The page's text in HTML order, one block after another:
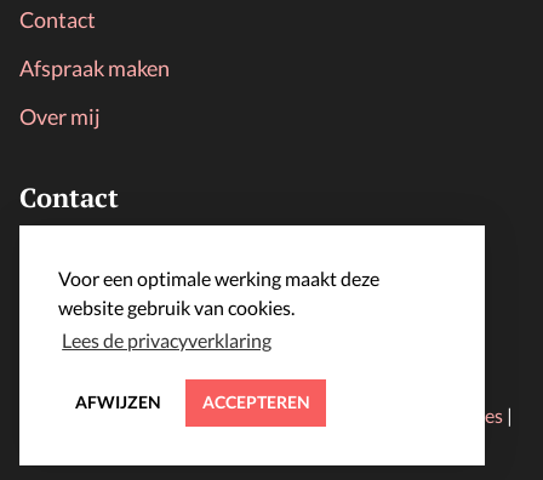
Voor een optimale werking maakt deze
website gebruik van cookies.
Lees de privacyverklaring
AFWIJZEN ACCEPTEREN
Contact
Afspraak maken
Over mij
Contact
LijfLoket
info@lijfloket.nl
© 2024 lijfloket.nl | Alle rechten voorbehouden | Cookies |